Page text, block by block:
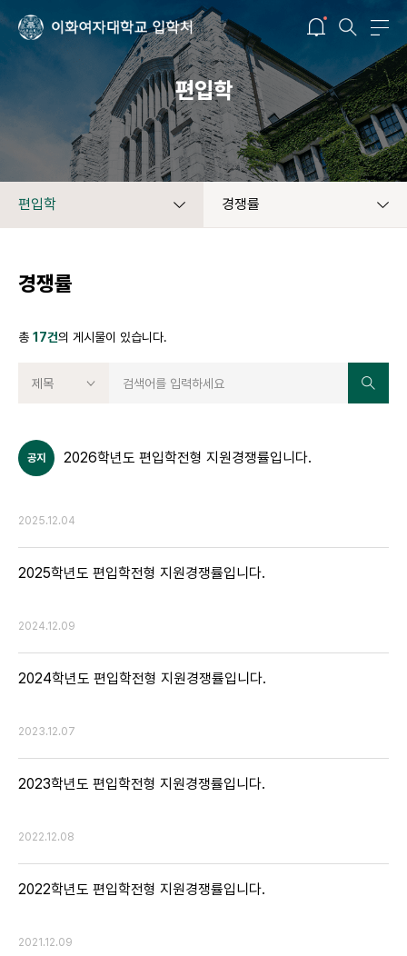
편입학
편입학 경쟁률
경쟁률
총 17건의 게시물이 있습니다.
제목
공지 2026학년도 편입학전형 지원경쟁률입니다.
2025.12.04
2025학년도 편입학전형 지원경쟁률입니다.
2024.12.09
2024학년도 편입학전형 지원경쟁률입니다.
2023.12.07
2023학년도 편입학전형 지원경쟁률입니다.
2022.12.08
2022학년도 편입학전형 지원경쟁률입니다.
2021.12.09